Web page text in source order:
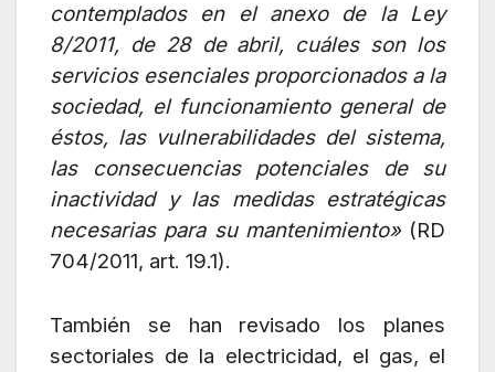
contemplados en el anexo de la Ley
8/2011, de 28 de abril, cuáles son los
servicios esenciales proporcionados a la
sociedad, el funcionamiento general de
éstos, las vulnerabilidades del sistema,
las consecuencias potenciales de su
inactividad y las medidas estratégicas
necesarias para su mantenimiento»(RD
704/2011, art. 19.1).
También se han revisado los planes
sectoriales de la electricidad, el gas, el